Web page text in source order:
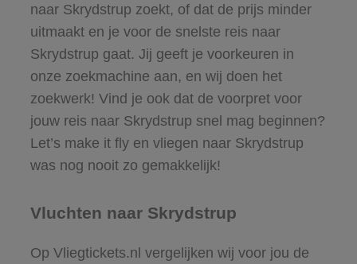
naar Skrydstrup zoekt, of dat de prijs minder
uitmaakt en je voor de snelste reis naar
Skrydstrup gaat. Jij geeft je voorkeuren in
onze zoekmachine aan, en wij doen het
zoekwerk! Vind je ook dat de voorpret voor
jouw reis naar Skrydstrup snel mag beginnen?
Let’s make it fly en vliegen naar Skrydstrup
was nog nooit zo gemakkelijk!
Vluchten naar Skrydstrup
Op Vliegtickets.nl vergelijken wij voor jou de